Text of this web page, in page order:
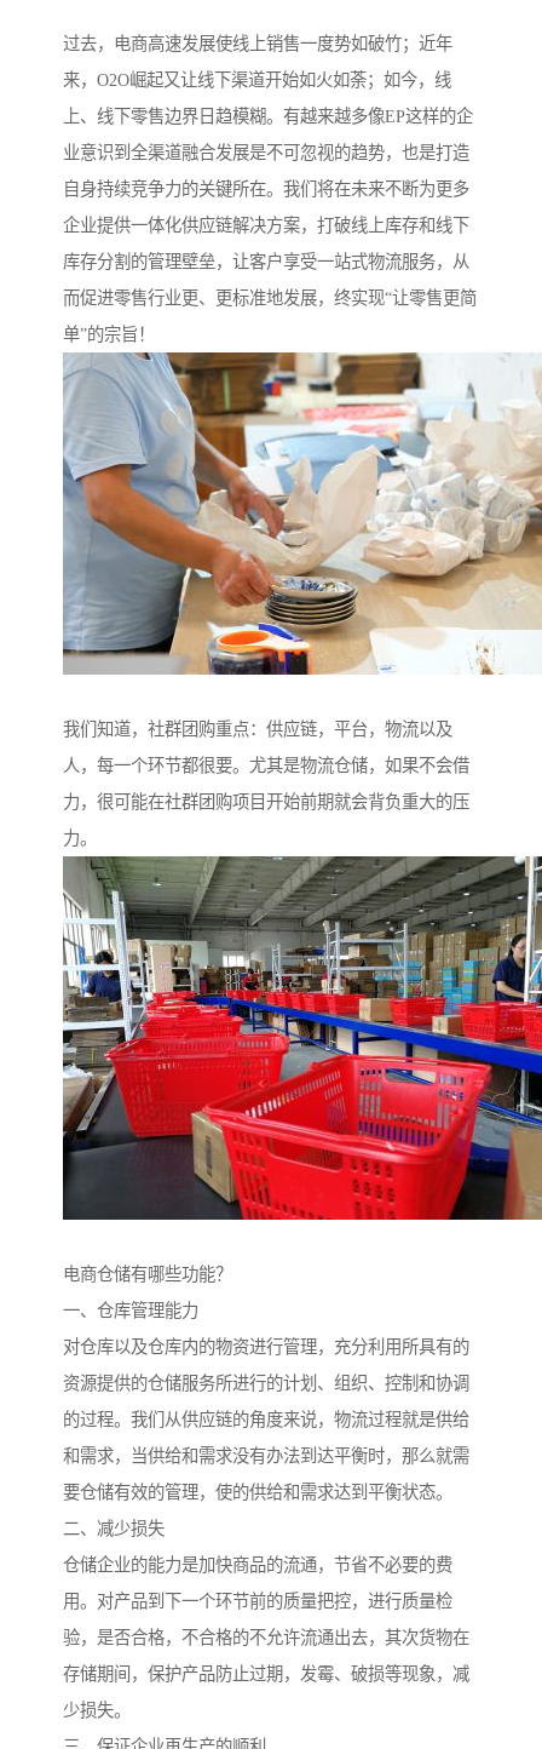
过去，电商高速发展使线上销售一度势如破竹；近年
来，O2O崛起又让线下渠道开始如火如荼；如今，线
上、线下零售边界日趋模糊。有越来越多像EP这样的企
业意识到全渠道融合发展是不可忽视的趋势，也是打造
自身持续竞争力的关键所在。我们将在未来不断为更多
企业提供一体化供应链解决方案，打破线上库存和线下
库存分割的管理壁垒，让客户享受一站式物流服务，从
而促进零售行业更、更标准地发展，终实现“让零售更简
单”的宗旨！
我们知道，社群团购重点：供应链，平台，物流以及
人，每一个环节都很要。尤其是物流仓储，如果不会借
力，很可能在社群团购项目开始前期就会背负重大的压
力。
电商仓储有哪些功能？
一、仓库管理能力
对仓库以及仓库内的物资进行管理，充分利用所具有的
资源提供的仓储服务所进行的计划、组织、控制和协调
的过程。我们从供应链的角度来说，物流过程就是供给
和需求，当供给和需求没有办法到达平衡时，那么就需
要仓储有效的管理，使的供给和需求达到平衡状态。
二、减少损失
仓储企业的能力是加快商品的流通，节省不必要的费
用。对产品到下一个环节前的质量把控，进行质量检
验，是否合格，不合格的不允许流通出去，其次货物在
存储期间，保护产品防止过期，发霉、破损等现象，减
少损失。